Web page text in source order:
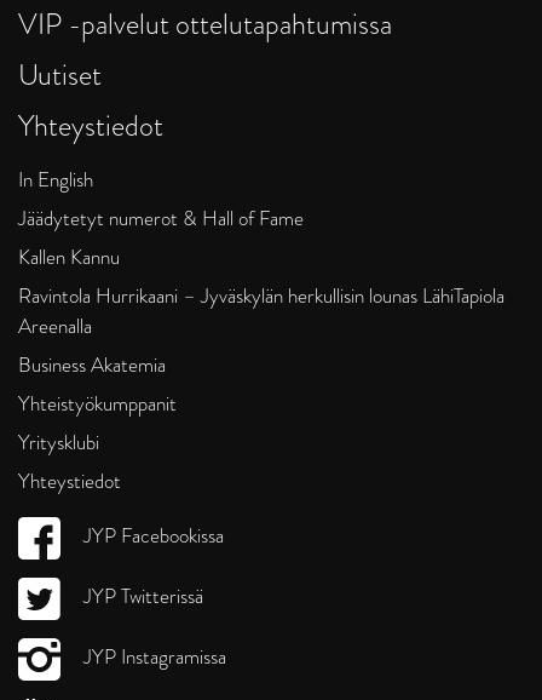
VIP -palvelut ottelutapahtumissa
Uutiset
Yhteystiedot
In English
Jäädytetyt numerot & Hall of Fame
Kallen Kannu
Ravintola Hurrikaani – Jyväskylän herkullisin lounas LähiTapiola
Areenalla
Business Akatemia
Yhteistyökumppanit
Yritysklubi
Yhteystiedot
JYP Facebookissa
JYP Twitterissä
JYP Instagramissa